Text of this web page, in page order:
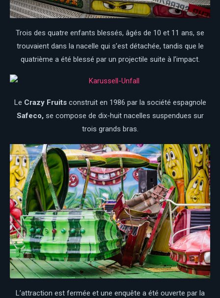
Trois des quatre enfants blessés, âgés de 10 et 11 ans, se
trouvaient dans la nacelle qui s’est détachée, tandis que le
quatrième a été blessé par un projectile suite à l’impact.
Le Crazy Fruitsconstruit en 1986 par la société espagnole
Safeco, se compose de dix-huit nacelles suspendues sur
trois grands bras.
L’attraction est fermée et une enquête a été ouverte par la